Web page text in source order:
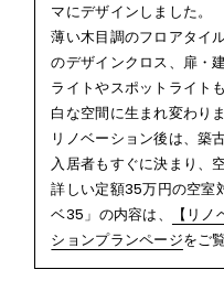
マにデザインしました。
薄い木目調のフロアタイ
のデザインクロス、扉・
ライトやスポットライト
白な空間に生まれ変わりま
リノベーション後は、築
入居者もすぐに決まり、
詳しい定額35万円の空室
ベ35」の内容は、
【リ
ションプランページをご